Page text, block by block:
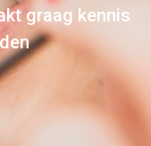
graag kennis